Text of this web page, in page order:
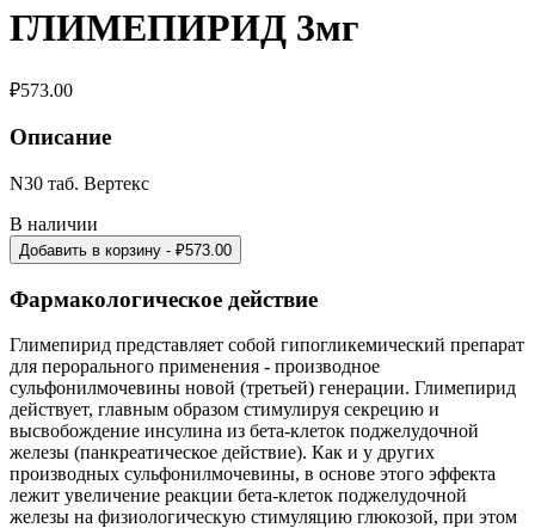
ГЛИМЕПИРИД 3мг
₽573.00
Описание
N30 таб. Вертекс
В наличии
Добавить в корзину - ₽573.00
Фармакологическое действие
Глимепирид представляет собой гипогликемический препарат
для перорального применения - производное
сульфонилмочевины новой (третьей) генерации. Глимепирид
действует, главным образом стимулируя секрецию и
высвобождение инсулина из бета-клеток поджелудочной
железы (панкреатическое действие). Как и у других
производных сульфонилмочевины, в основе этого эффекта
лежит увеличение реакции бета-клеток поджелудочной
железы на физиологическую стимуляцию глюкозой, при этом